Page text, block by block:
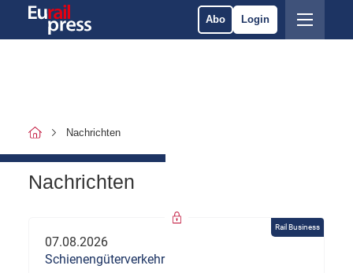
Abo Login
Nachrichten
Nachrichten
Rail Business
07.08.2026
Schienengüterverkehr